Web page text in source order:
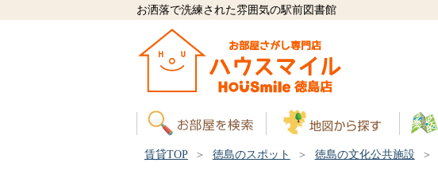
お洒落で洗練された雰囲気の駅前図書館
賃貸TOP 徳島のスポット 徳島の文化公共施設